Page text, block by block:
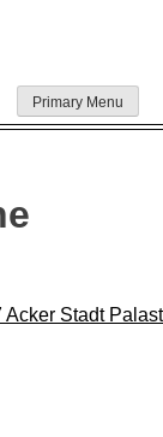
Primary Menu
Acker Stadt Palast